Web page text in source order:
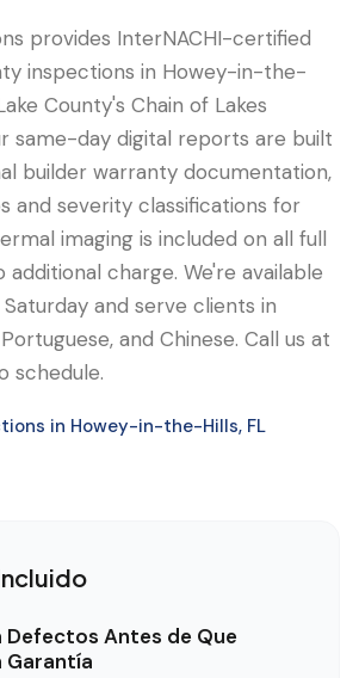
provides InterNACHI-certified
inspections in Howey-in-the-
County's Chain of Lakes
same-day digital reports are built
builder warranty documentation,
and severity classifications for
imaging is included on all full
charge. We're available
and serve clients in
and Chinese. Call us at
schedule.
in Howey-in-the-Hills, FL
Antes de Que
Garantía